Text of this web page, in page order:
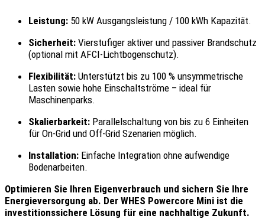
Leistung: 50 kW Ausgangsleistung / 100 kWh Kapazität.
Sicherheit: Vierstufiger aktiver und passiver Brandschutz
(optional mit AFCI-Lichtbogenschutz).
Flexibilität: Unterstützt bis zu 100 % unsymmetrische
Lasten sowie hohe Einschaltströme – ideal für
Maschinenparks.
Skalierbarkeit: Parallelschaltung von bis zu 6 Einheiten
für On-Grid und Off-Grid Szenarien möglich.
Installation: Einfache Integration ohne aufwendige
Bodenarbeiten.
Optimieren Sie Ihren Eigenverbrauch und sichern Sie Ihre
Energieversorgung ab. Der WHES Powercore Mini ist die
investitionssichere Lösung für eine nachhaltige Zukunft.